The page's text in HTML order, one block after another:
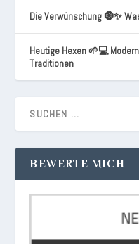
Die Verwünschung 🧿✨
Heutige Hexen 🌱💻
Traditionen
BEWERTE MICH